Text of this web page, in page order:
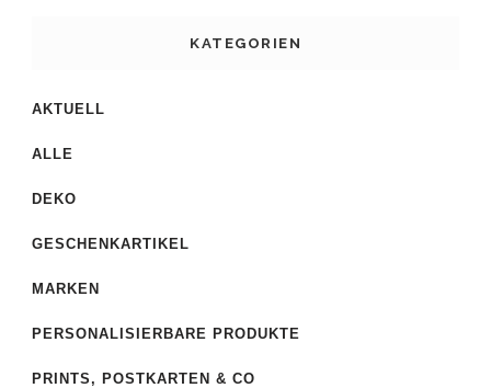
KATEGORIEN
AKTUELL
ALLE
DEKO
GESCHENKARTIKEL
MARKEN
PERSONALISIERBARE PRODUKTE
PRINTS, POSTKARTEN & CO